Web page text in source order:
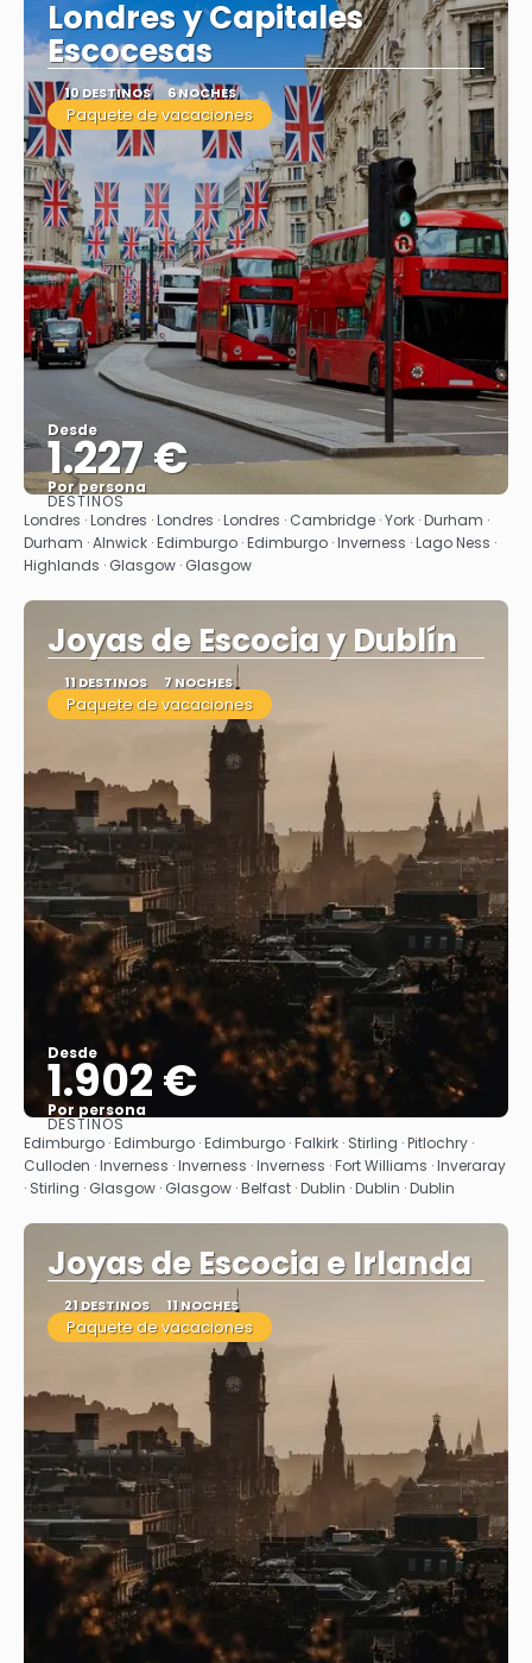
Londres y Capitales
Escocesas
10 DESTINOS 6 NOCHES
Paquete de vacaciones
Desde
1.227 €
Por persona
Ver
DESTINOS
Londres · Londres · Londres · Londres · Cambridge · York · Durham ·
Durham · Alnwick · Edimburgo · Edimburgo · Inverness · Lago Ness ·
Highlands · Glasgow · Glasgow
Joyas de Escocia y Dublín
11 DESTINOS 7 NOCHES
Paquete de vacaciones
Desde
1.902 €
Por persona
Ver
DESTINOS
Edimburgo · Edimburgo · Edimburgo · Falkirk · Stirling · Pitlochry ·
Culloden · Inverness · Inverness · Inverness · Fort Williams · Inveraray
· Stirling · Glasgow · Glasgow · Belfast · Dublin · Dublin · Dublin
Joyas de Escocia e Irlanda
21 DESTINOS 11 NOCHES
Paquete de vacaciones